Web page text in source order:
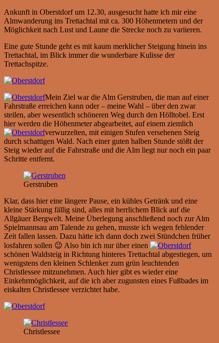
Ankunft in Oberstdorf um 12.30, ausgesucht hatte ich mir eine
Almwanderung ins Trettachtal mit ca. 300 Höhenmetern und der
Möglichkeit nach Lust und Laune die Strecke noch zu variieren.
Eine gute Stunde geht es mit kaum merklicher Steigung hinein ins
Trettachtal, im Blick immer die wunderbare Kulisse der
Trettachspitze.
Mein Ziel war die Alm Gerstruben, die man auf einer
Fahrstraße erreichen kann oder – meine Wahl – über den zwar
steilen, aber wesentlich schöneren Weg durch den Hölltobel. Erst
hier werden die Höhenmeter abgearbeitet, auf einem ziemlich
verwurzelten, mit einigen Stufen versehenen Steig
durch schattigen Wald. Nach einer guten halben Stunde stößt der
Steig wieder auf die Fahrstraße und die Alm liegt nur noch ein paar
Schritte entfernt.
Gerstruben
Klar, dass hier eine längere Pause, ein kühles Getränk und eine
kleine Stärkung fällig sind, alles mit herrlichem Blick auf die
Allgäuer Bergwelt. Meine Überlegung anschließend noch zur Alm
Spielmannsau am Talende zu gehen, musste ich wegen fehlender
Zeit fallen lassen. Dazu hätte ich dann doch zwei Stündchen früher
losfahren sollen 😉 Also bin ich nur über einen
schönen Waldsteig in Richtung hinteres Trettachtal abgestiegen, um
wenigstens den kleinen Schlenker zum grün leuchtenden
Christlessee mitzunehmen. Auch hier gibt es wieder eine
Einkehrmöglichkeit, auf die ich aber zugunsten eines Fußbades im
eiskalten Christlessee verzichtet habe.
Christlessee